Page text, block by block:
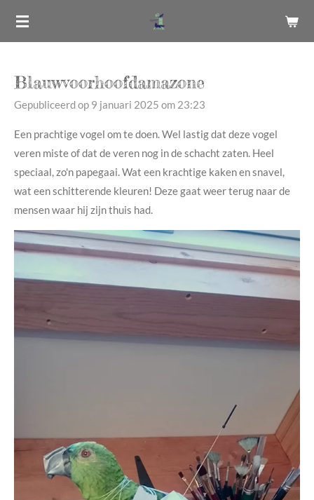
Ga
hoofdinhoud
Blauwvoorhoofdamazone
Gepubliceerd op 9 januari 2025 om 23:23
Een prachtige vogel om te doen. Wel lastig dat deze vogel
veren miste of dat de veren nog in de schacht zaten. Heel
speciaal, zo'n papegaai. Wat een krachtige kaken en snavel,
wat een schitterende kleuren! Deze gaat weer terug naar de
mensen waar hij zijn thuis had.